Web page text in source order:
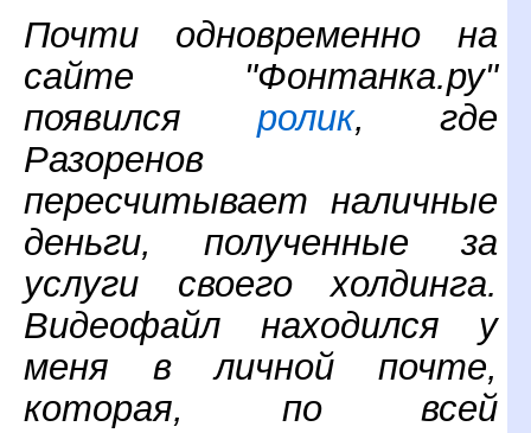
Почти одновременно на
сайте "Фонтанка.ру"
появился ролик, где
Разоренов
пересчитывает наличные
деньги, полученные за
услуги своего холдинга.
Видеофайл находился у
меня в личной почте,
которая, по всей